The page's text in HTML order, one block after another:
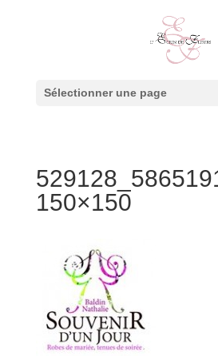
Sélectionner une page
150×150